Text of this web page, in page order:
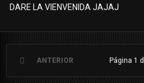
DARE LA VIENVENIDA JAJAJ
ANTERIOR Página 1